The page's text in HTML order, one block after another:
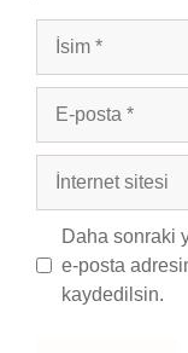
İsim
posta
İnternet
Daha sonraki
e-posta
kaydedilsin.